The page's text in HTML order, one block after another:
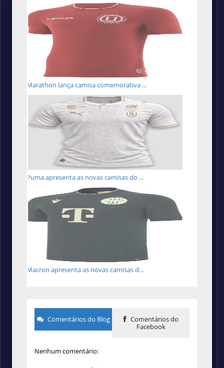
Marathon lança camisa comemorativa ...
Puma apresenta as novas camisas do ...
Macron apresenta as novas camisas d...
Comentários do Blog
Comentários do
Facebook
Nenhum comentário: